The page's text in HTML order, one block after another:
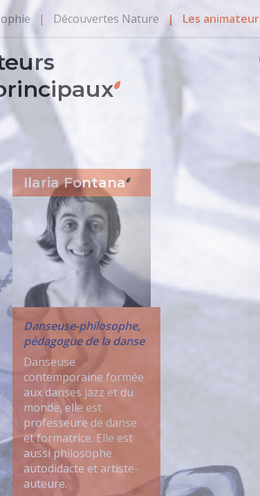
Découvertes Nature Les
Ilaria Fontana
Danseuse-philosophe,
pédagogue de la danse
Danseuse
contemporaine formée
aux danses jazz et du
monde, elle est
professeure de danse
et formatrice. Elle est
aussi philosophe
autodidacte et artiste-
auteure.